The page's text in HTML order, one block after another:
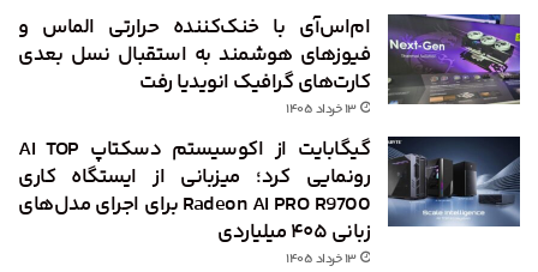
ام‌اس‌آی با خنک‌کننده حرارتی الماس و
فیوزهای هوشمند به استقبال نسل بعدی
کارت‌های گرافیک انویدیا رفت
۱۳ خرداد ۱۴۰۵
گیگابایت از اکوسیستم دسکتاپ AI TOP
رونمایی کرد؛ میزبانی از ایستگاه کاری
Radeon AI PRO R9700 برای اجرای مدل‌های
زبانی ۴۰۵ میلیاردی
۱۳ خرداد ۱۴۰۵